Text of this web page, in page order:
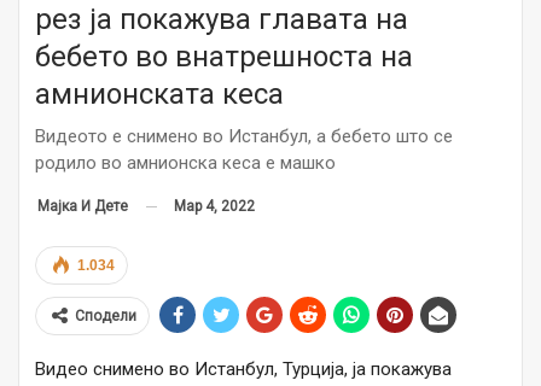
рез ја покажува главата на
бебето во внатрешноста на
амнионската кеса
Видеото е снимено во Истанбул, а бебето што се
родило во амнионска кеса е машко
Мајка И Дете Мар 4, 2022
1.034
Сподели
Видео снимено во Истанбул, Турција, ја покажува